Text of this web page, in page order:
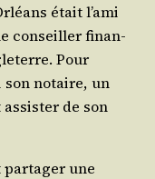
était l’a­mi
conseiller finan­
Pour
notaire, un
de son
une